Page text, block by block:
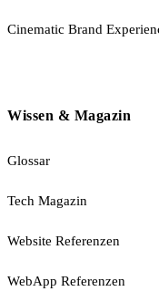
Cinematic Brand
Wissen & Magazin
Glossar
Tech Magazin
Website Referenzen
WebApp Referenzen